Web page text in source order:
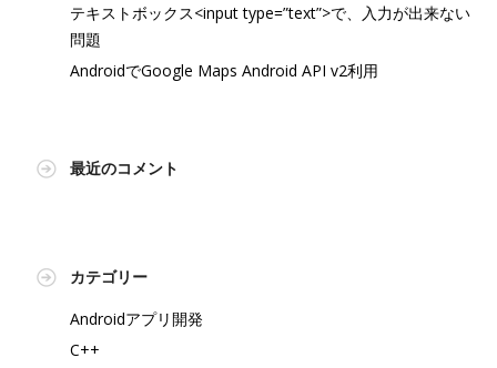
テキストボックス<input type=”text”>で、入力が出来ない
問題
AndroidでGoogle Maps Android API v2利用
最近のコメント
カテゴリー
Androidアプリ開発
C++